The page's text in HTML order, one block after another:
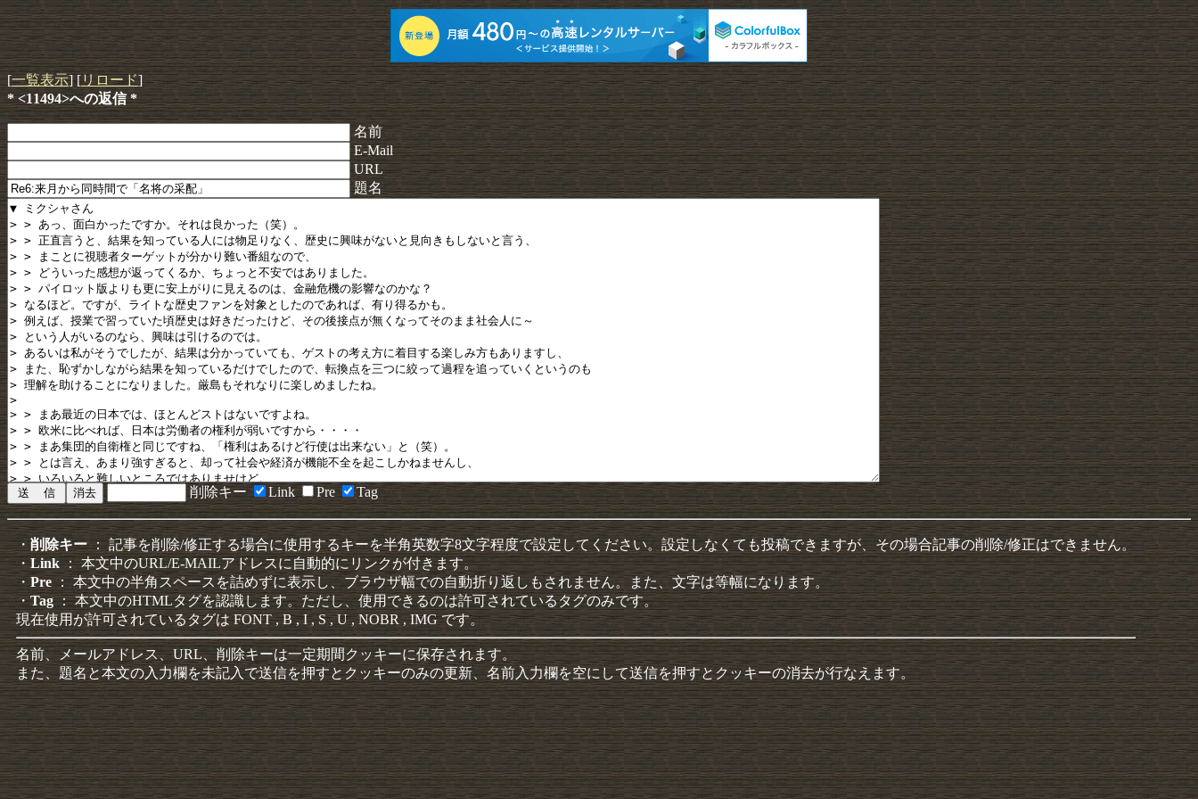
[一覧表示] [リロード]
* <11494>への返信 *
名前
E-Mail
URL
題名
削除キー Link Pre Tag
・ 削除キー： 記事を削除/修正する場合に使用するキーを半角英数字8文字程度で設定してください。設定しなくても投稿できますが、その場合記事の削除/修正はできません。
・Link： 本文中のURL/E-MAILアドレスに自動的にリンクが付きます。
・Pre ： 本文中の半角スペースを詰めずに表示し、ブラウザ幅での自動折り返しもされません。また、文字は等幅になります。
・Tag： 本文中のHTMLタグを認識します。ただし、使用できるのは許可されているタグのみです。
現在使用が許可されているタグは FONT , B , I , S , U , NOBR , IMG です。
名前、メールアドレス、URL、削除キーは一定期間クッキーに保存されます。
また、題名と本文の入力欄を未記入で送信を押すとクッキーのみの更新、名前入力欄を空にして送信を押すとクッキーの消去が行なえます。